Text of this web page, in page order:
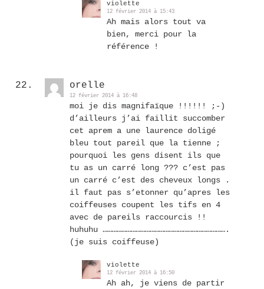
violette
12 février 2014 à 15:43
Ah mais alors tout va
bien, merci pour la
référence !
orelle
12 février 2014 à 16:48
moi je dis magnifaïque !!!!!! ;-)
d’ailleurs j’ai faillit succomber
cet aprem a une laurence doligé
bleu tout pareil que la tienne ;
pourquoi les gens disent ils que
tu as un carré long ??? c’est pas
un carré c’est des cheveux longs .
il faut pas s’etonner qu’apres les
coiffeuses coupent les tifs en 4
avec de pareils raccourcis !!
huhuhu …………………………………………………………………….
(je suis coiffeuse)
violette
12 février 2014 à 16:50
Ah ah, je viens de partir